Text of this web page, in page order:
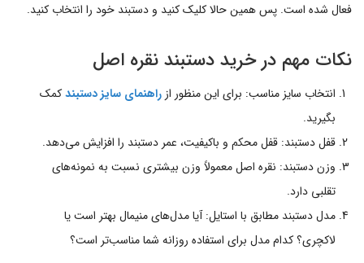
فعال شده است. پس همین حالا کلیک کنید و دستبند خود را انتخاب کنید.
نکات مهم در خرید دستبند نقره اصل
انتخاب سایز مناسب: برای این منظور از راهنمای سایز دستبندکمک
بگیرید.
قفل دستبند: قفل محکم و باکیفیت، عمر دستبند را افزایش می‌دهد.
وزن دستبند: نقره اصل معمولاً وزن بیشتری نسبت به نمونه‌های
تقلبی دارد.
مدل دستبند مطابق با استایل: آیا مدل‌های منیمال بهتر است یا
لاکچری؟ کدام مدل برای استفاده روزانه شما مناسب‌تر است؟